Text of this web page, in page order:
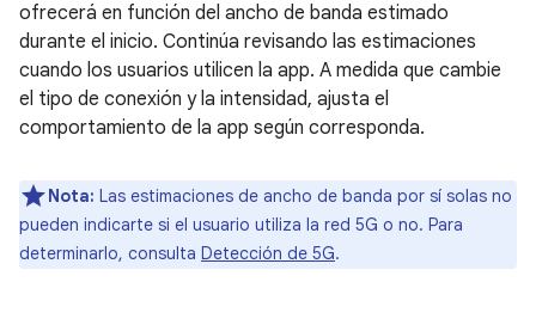
ofrecerá en función del ancho de banda estimado
durante el inicio. Continúa revisando las estimaciones
cuando los usuarios utilicen la app. A medida que cambie
el tipo de conexión y la intensidad, ajusta el
comportamiento de la app según corresponda.
Nota: Las estimaciones de ancho de banda por sí solas no
pueden indicarte si el usuario utiliza la red 5G o no. Para
determinarlo, consulta Detección de 5G.